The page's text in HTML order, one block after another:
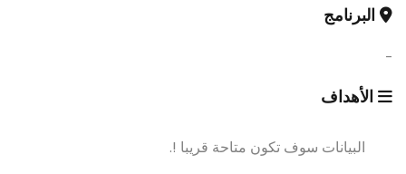
البرنامج
-
الأهداف
البيانات سوف تكون متاحة قريبا !.